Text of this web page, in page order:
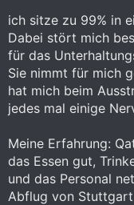
ich sitze zu 99% in
Dabei stört mich
für das
Sie nimmt für mich
hat mich beim
jedes mal einige
Meine Erfahrung:
das Essen gut,
und das Personal
Abflug von